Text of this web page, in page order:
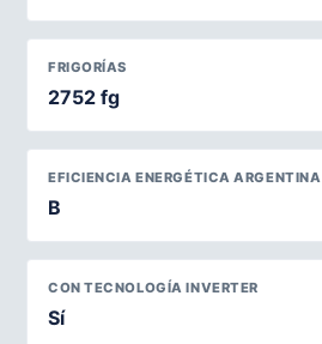
FRIGORÍAS
2752 fg
EFICIENCIA ENERGÉTICA ARGENTINA
B
CON TECNOLOGÍA INVERTER
Sí